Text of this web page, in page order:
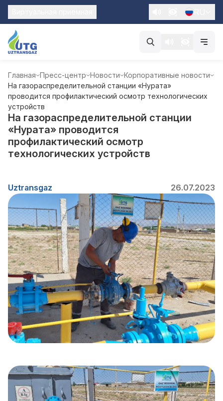
Главная Пресс-центр Новости Корпоративные новости
На газораспределительной станции «Нурата»
проводится профилактический осмотр технологических
устройств
На газораспределительной станции
«Нурата» проводится
профилактический осмотр
технологических устройств
Uztransgaz 26.07.2023